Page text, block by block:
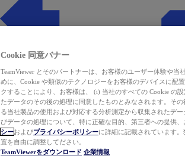
Cookie 同意バナー
TeamViewer とそのパートナーは、お客様のユーザー体験や
めに、Cookie や類似のテクノロジーをお客様のデバイスに配
クすることにより、お客様は、 (i) 当社のすべての Cookie の
たデータのその後の処理に同意したものとみなされます。そ
る当社製品の使用および対応する分析測定から収集されたデ
びデータの処理について、特に正確な目的、第三者への提供
シーおよびプライバシーポリシーに詳細に記載されています
置を自由に調整してださい。
TeamViewerをダウンロード 企業情報